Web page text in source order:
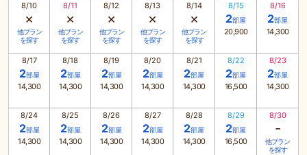
8/10
×
他プラン
を探す
8/11
×
他プラン
を探す
8/12
×
他プラン
を探す
8/13
×
他プラン
を探す
8/14
×
他プラン
を探す
8/15
2部屋
20,900
8/16
2部屋
14,300
8/17
2部屋
14,300
8/18
2部屋
14,300
8/19
2部屋
14,300
8/20
2部屋
14,300
8/21
2部屋
14,300
8/22
2部屋
16,500
8/23
2部屋
14,300
8/24
2部屋
14,300
8/25
2部屋
14,300
8/26
2部屋
14,300
8/27
2部屋
14,300
8/28
2部屋
14,300
8/29
2部屋
16,500
8/30
-
他プラン
を探す